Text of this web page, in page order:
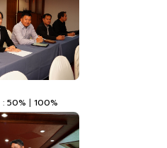
50% | 100%